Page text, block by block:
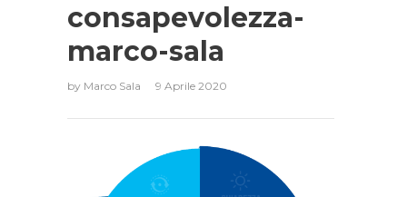
consapevolezza-
marco-sala
by Marco Sala 9 Aprile 2020